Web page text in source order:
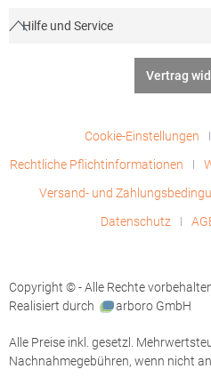
Hilfe und Service
Vertrag
Cookie-Einstellungen
Rechtliche Pflichtinformationen
Versand- und
Datenschutz
Copyright © - Alle Rechte
Realisiert durch
arboro GmbH
Alle Preise inkl. gesetzl.
Nachnahmegebühren, wenn nicht